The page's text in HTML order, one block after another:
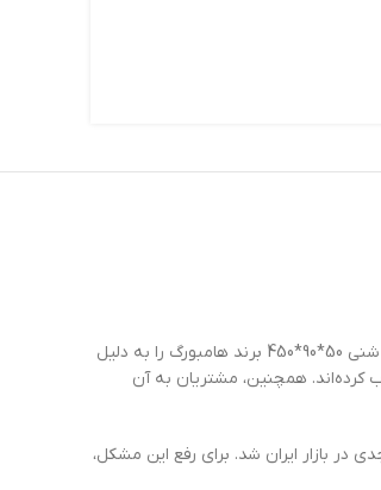
انتخاب لاستیک شنی باکیفیت و استاندارد همواره دغدغه اصلی صاحبان کمباین و فعالان در حوزه ماشین‌آلات کشاورزی بوده است. در این میان، کاربران حرفه‌ای لاستیک شنی 50*90*450 برند هامبورگ را به دلیل
کرده‌اند. همچنین، مشتریان به آن
در بازار ایران شد. برای رفع این مشکل،